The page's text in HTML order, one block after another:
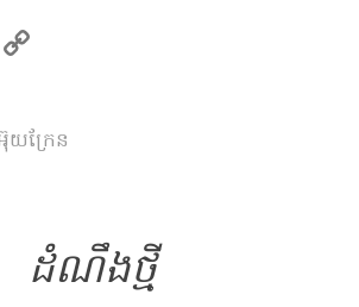
T
e
y
n
k
យក្រែន
ដំណឹងថ្មី